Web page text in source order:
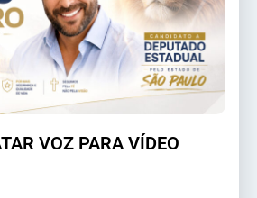
VOZ PARA VÍDEO